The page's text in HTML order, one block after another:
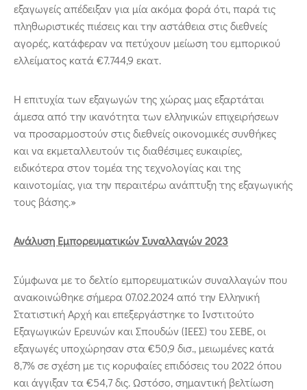
εξαγωγείς απέδειξαν για μία ακόμα φορά ότι, παρά τις
πληθωριστικές πιέσεις και την αστάθεια στις διεθνείς
αγορές, κατάφεραν να πετύχουν μείωση του εμπορικού
ελλείματος κατά €7.744,9 εκατ.
Η επιτυχία των εξαγωγών της χώρας μας εξαρτάται
άμεσα από την ικανότητα των ελληνικών επιχειρήσεων
να προσαρμοστούν στις διεθνείς οικονομικές συνθήκες
και να εκμεταλλευτούν τις διαθέσιμες ευκαιρίες,
ειδικότερα στον τομέα της τεχνολογίας και της
καινοτομίας, για την περαιτέρω ανάπτυξη της εξαγωγικής
τους βάσης.»
Ανάλυση Εμπορευματικών Συναλλαγών 2023
Σύμφωνα με το δελτίο εμπορευματικών συναλλαγών που
ανακοινώθηκε σήμερα 07.02.2024 από την Ελληνική
Στατιστική Αρχή και επεξεργάστηκε το Ινστιτούτο
Εξαγωγικών Ερευνών και Σπουδών (ΙΕΕΣ) του ΣΕΒΕ, οι
εξαγωγές υποχώρησαν στα €50,9 δισ., μειωμένες κατά
8,7% σε σχέση με τις κορυφαίες επιδόσεις του 2022 όπου
και άγγιξαν τα €54,7 δις. Ωστόσο, σημαντική βελτίωση